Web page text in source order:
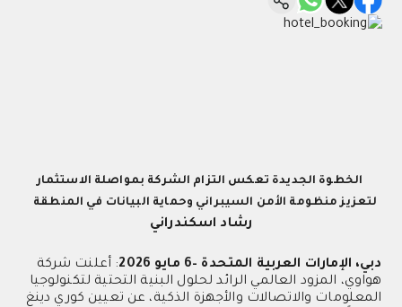
الخطوة الجديدة تعكس التزام الشركة بمواصلة الاستثمار
لتعزيز منظومة الأمن السيبراني وحماية البيانات في المنطقة
رشاد اسكندراني
دبي، الإمارات العربية المتحدة –6 مايو 2026
: أعلنت شركة
هواوي، المزود العالمي الرائد لحلول البنية التحتية لتكنولوجيا
المعلومات والاتصالات والأجهزة الذكية، عن تعيين كوري دينغ